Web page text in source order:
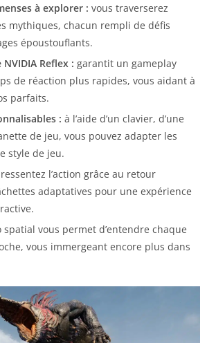
à explorer : vous traverserez
mythiques, chacun rempli de défis
époustouflants.
Reflex : garantit un gameplay
de réaction plus rapides, vous aidant à
parfaits.
: à l’aide d’un clavier, d’une
de jeu, vous pouvez adapter les
style de jeu.
ressentez l’action grâce au retour
adaptatives pour une expérience
spatial vous permet d’entendre chaque
vous immergeant encore plus dans